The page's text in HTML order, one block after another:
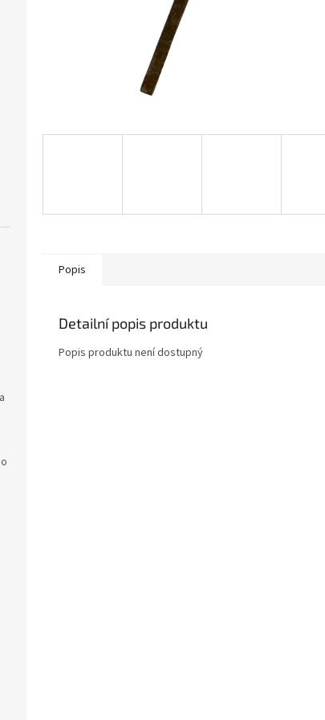
Popis
Detailní popis produktu
Popis produktu není dostupný